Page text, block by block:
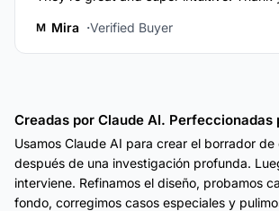
M Mira Verified Buyer
Creadas por Claude AI. Perfeccionadas
Usamos Claude AI para crear el borrador
después de una investigación profunda.
interviene. Refinamos el diseño, probamos
fondo, corregimos casos especiales y